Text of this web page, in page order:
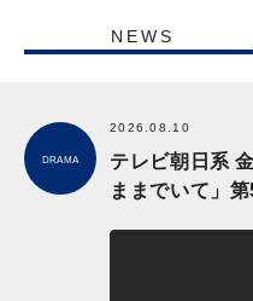
NEWS
DRAMA
2026.08.10
テレビ朝日系
ままでいて」